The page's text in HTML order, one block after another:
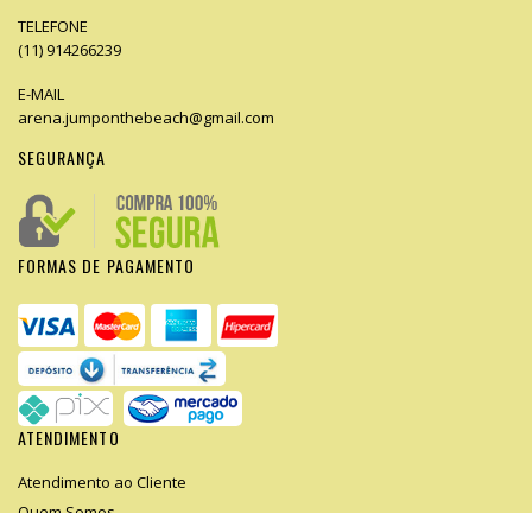
TELEFONE
(11) 914266239
E-MAIL
arena.jumponthebeach@gmail.com
SEGURANÇA
FORMAS DE PAGAMENTO
ATENDIMENTO
Atendimento ao Cliente